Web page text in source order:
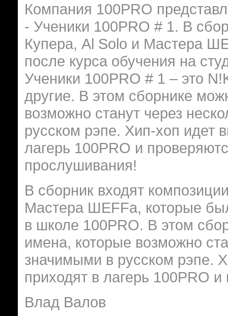
Компания 100PRO
- Ученики 100PRO # 1. В
Купера, Al Solo и Мастера
после курса обучения на
Ученики 100PRO # 1 – это
другие. В этом сборнике
возможно станут через
русском рэпе. Хип-хоп идет
лагерь 100PRO и
прослушивания!
В сборник входят
Мастера ШЕFFа, которые
в школе 100PRO. В этом
имена, которые возможно
значимыми в русском рэпе.
приходят в лагерь 100PRO
Влад Валов